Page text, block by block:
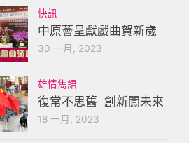
快訊
中原薈呈獻戲曲賀新歲
30 一月, 2023
雄情雋語
復常不思舊 創新闖未來
18 一月, 2023